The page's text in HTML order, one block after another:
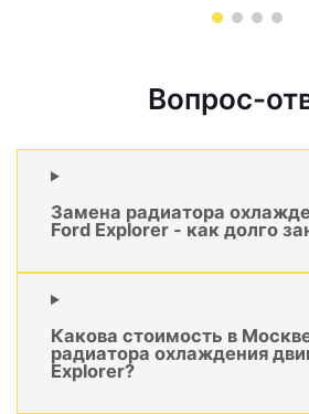
Вопрос-
Замена радиатора
Ford Explorer - как долго
Какова стоимость в
радиатора охлаждения
Explorer?